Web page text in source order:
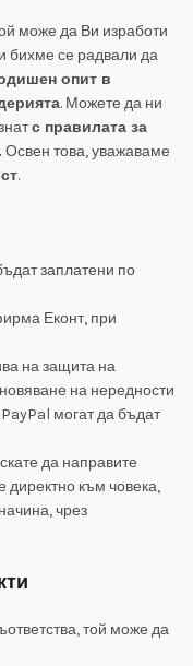
може да Ви изработи
бихме се радвали да
опит в
. Можете да ни
с правилата за
Освен това, уважаваме
.
заплатени по
Еконт, при
на защита на
на нередности
могат да бъдат
да направите
директно към човека,
чрез
той може да